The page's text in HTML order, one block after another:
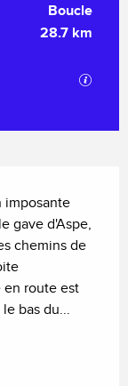
Boucle
28.7 km
imposante
gave d'Aspe,
chemins de
en route est
bas du...